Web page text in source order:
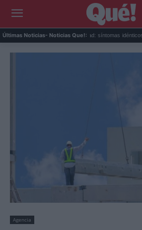
Últimas Noticias- Noticias Que!:
Calor extremo y ansiedad: síntomas idénticos que a...
Agencia